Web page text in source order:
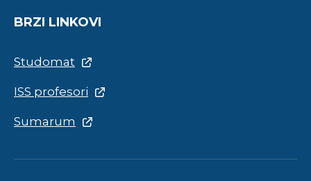
BRZI LINKOVI
Studomat
ISS profesori
Sumarum